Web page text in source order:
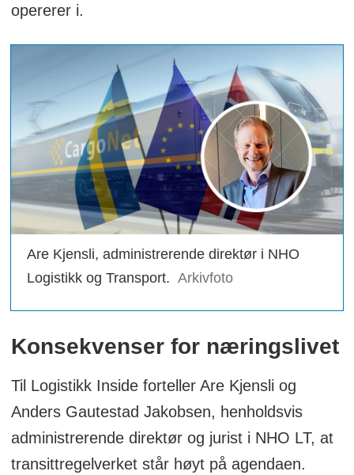
opererer i.
Are Kjensli, administrerende direktør i NHO
Logistikk og Transport. Arkivfoto
Konsekvenser for næringslivet
Til Logistikk Inside forteller Are Kjensli og
Anders Gautestad Jakobsen, henholdsvis
administrerende direktør og jurist i NHO LT, at
transittregelverket står høyt på agendaen.